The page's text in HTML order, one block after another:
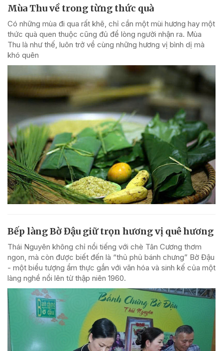
Mùa Thu về trong từng thức quà
Có những mùa đi qua rất khẽ, chỉ cần một mùi hương hay một
thức quà quen thuộc cũng đủ để lòng người nhận ra. Mùa
Thu là như thế, luôn trở về cùng những hương vị bình dị mà
khó quên
Bếp làng Bờ Đậu giữ trọn hương vị quê hương
Thái Nguyên không chỉ nổi tiếng với chè Tân Cương thơm
ngon, mà còn được biết đến là “thủ phủ bánh chưng” Bờ Đậu
- một biểu tượng ẩm thực gắn với văn hóa và sinh kế của một
làng nghề nổi lên từ thập niên 1960.